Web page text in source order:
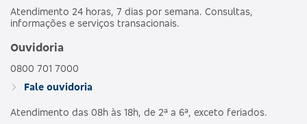
Atendimento 24 horas, 7 dias por semana. Consultas,
informações e serviços transacionais.
Ouvidoria
0800 701 7000
Fale ouvidoria
Atendimento das 08h às 18h, de 2ª a 6ª, exceto feriados.